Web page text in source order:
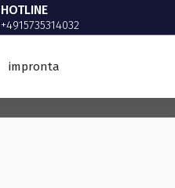
HOTLINE
+4915735314032
impronta